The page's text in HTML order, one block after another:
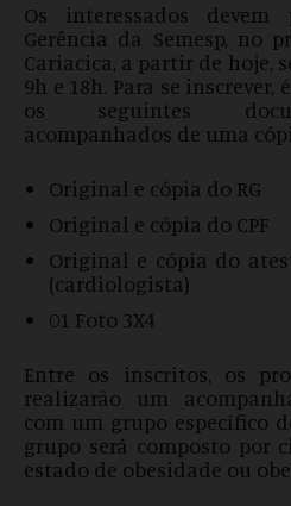
Os interessados
Gerência da Semesp, no
Cariacica, a partir de hoje,
9h e 18h. Para se
os seguintes
acompanhados de uma
Original e cópia do RG
Original e cópia do CPF
Original e cópia do
(cardiologista)
01 Foto 3X4
Entre os inscritos, os
realizarão um
com um grupo específico
grupo será composto por
estado de obesidade ou